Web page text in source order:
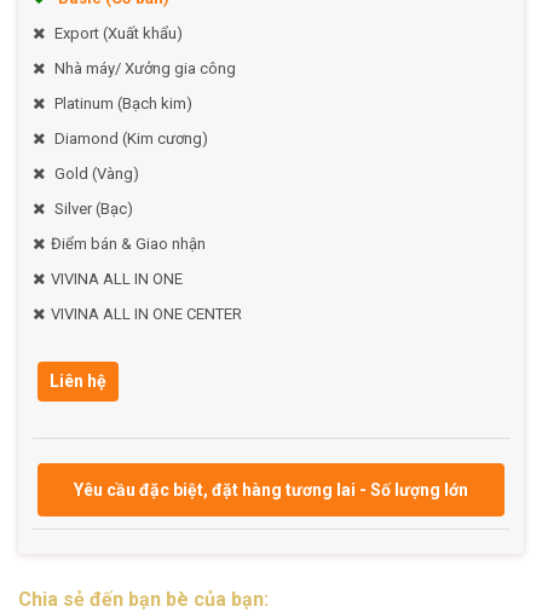
Export (Xuất khẩu)
Nhà máy/ Xưởng gia công
Platinum (Bạch kim)
Diamond (Kim cương)
Gold (Vàng)
Silver (Bạc)
Điểm bán & Giao nhận
VIVINA ALL IN ONE
VIVINA ALL IN ONE CENTER
Liên hệ
Yêu cầu đặc biệt, đặt hàng tương lai - Số lượng lớn
Chia sẻ đến bạn bè của bạn: